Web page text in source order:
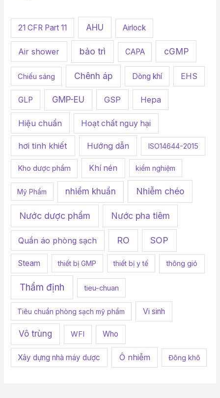
f
:
21 CFR Part 11 AHU Airlock
Air shower bảo trì CAPA cGMP
Chiếu sáng Chênh áp Dòng khí EHS
GLP GMP-EU GSP Hepa
Hiệu chuẩn Hoạt chất nguy hại
hơi tinh khiết Hướng dẫn ISO14644-2015
Kho dược phẩm Khí nén kiểm nghiệm
Mỹ Phẩm nhiểm khuẩn Nhiễm chéo
Nước dược phẩm Nước pha tiêm
Quần áo phòng sạch RO SOP
Steam thiết bị GMP thiết bị y tế thông gió
Thẩm định tieu-chuan
Tiêu chuẩn phòng sạch mỹ phẩm Vi sinh
Vô trùng WFI Who
Xây dựng nhà máy dược Ô nhiễm Đông khô